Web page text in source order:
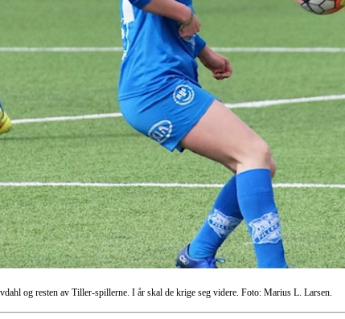
og resten av Tiller-spillerne. I år skal de krige seg videre. Foto: Marius L. Larsen.